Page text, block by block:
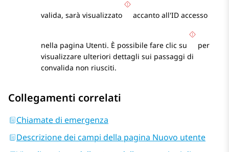
valida, sarà visualizzato accanto all'ID accesso
nella pagina Utenti. È possibile fare clic su
per
visualizzare ulteriori dettagli sui passaggi di
convalida non riusciti.
Collegamenti correlati
Chiamate di emergenza
Descrizione dei campi della pagina Nuovo utente